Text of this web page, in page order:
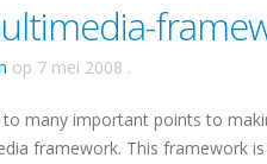
op 7 mei 2008 .
many important points to
framework. This framework